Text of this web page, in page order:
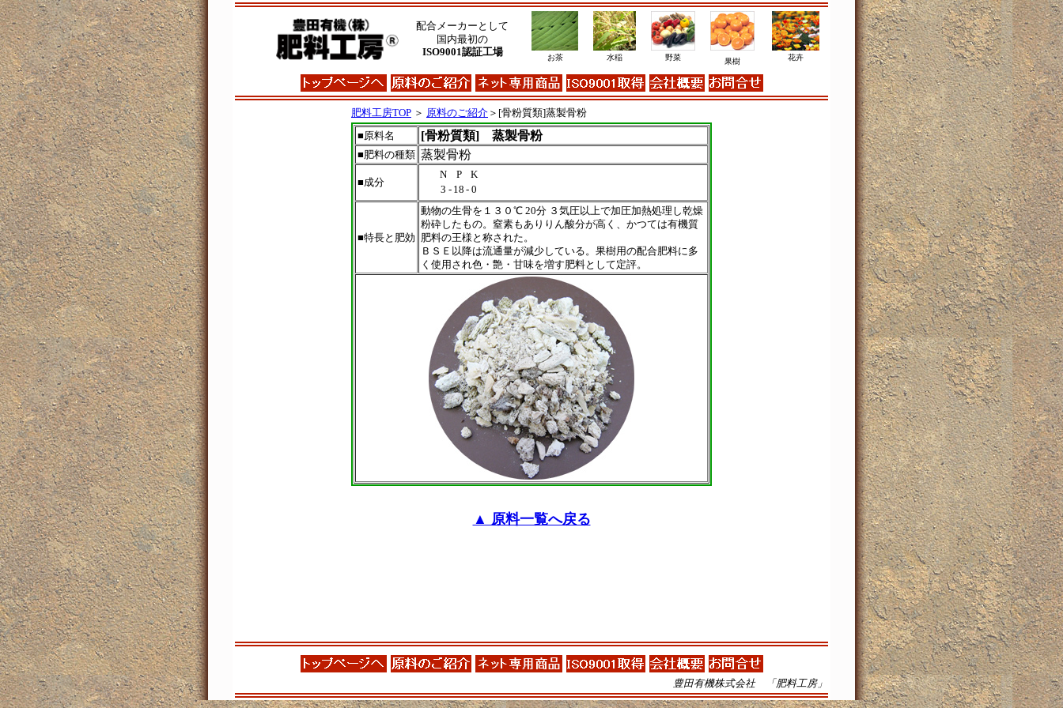
配合メーカーとして
国内最初の
ISO9001認証工場 お茶 水稲 野菜 果樹 花卉
肥料工房TOP ＞ 原料のご紹介 ＞[骨粉質類]蒸製骨粉
■原料名
[骨粉質類] 蒸製骨粉
■肥料の種類 蒸製骨粉
■成分
N P
K
3 - 18 - 0
■特長と肥効
動物の生骨を１３０℃ 20分 ３気圧以上で加圧加熱処理し乾燥
粉砕したもの。窒素もありりん酸分が高く、かつては有機質
肥料の王様と称された。
ＢＳＥ以降は流通量が減少している。果樹用の配合肥料に多
く使用され色・艶・甘味を増す肥料として定評。
▲ 原料一覧へ戻る
豊田有機株式会社 「肥料工房」